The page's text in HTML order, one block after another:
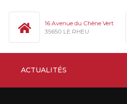
16 Avenue du Chêne Vert
35650 LE RHEU
ACTUALITÉS